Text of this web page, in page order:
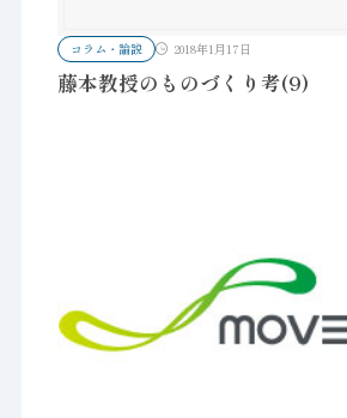
コラム・論説 2018年1月17日
藤本教授のものづくり考(9)